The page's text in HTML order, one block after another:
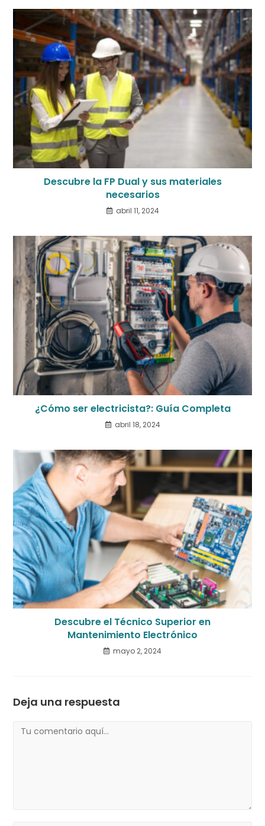
Descubre la FP Dual y sus materiales
necesarios
abril 11, 2024
¿Cómo ser electricista?: Guía Completa
abril 18, 2024
Descubre el Técnico Superior en
Mantenimiento Electrónico
mayo 2, 2024
Deja una respuesta